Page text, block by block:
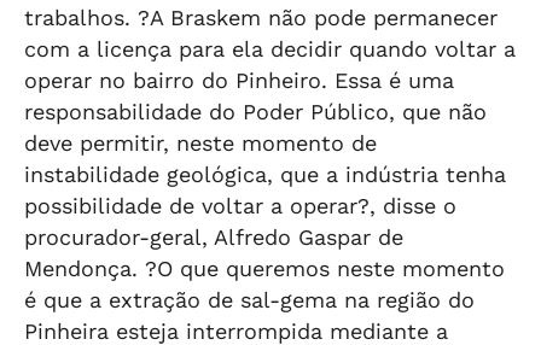
trabalhos. ?A Braskem não pode permanecer
com a licença para ela decidir quando voltar a
operar no bairro do Pinheiro. Essa é uma
responsabilidade do Poder Público, que não
deve permitir, neste momento de
instabilidade geológica, que a indústria tenha
possibilidade de voltar a operar?, disse o
procurador-geral, Alfredo Gaspar de
Mendonça. ?O que queremos neste momento
é que a extração de sal-gema na região do
Pinheira esteja interrompida mediante a